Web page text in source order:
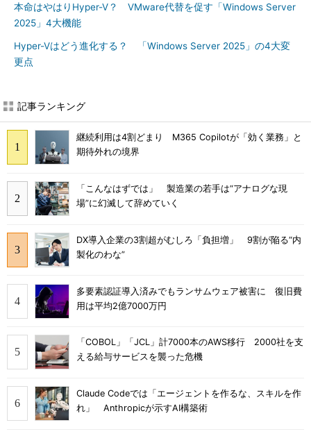
本命はやはりHyper-V？ VMware代替を促す「Windows Server
2025」4大機能
Hyper-Vはどう進化する？ 「Windows Server 2025」の4大変
更点
記事ランキング
継続利用は4割どまり M365 Copilotが「効く業務」と
期待外れの境界
「こんなはずでは」 製造業の若手は“アナログな現
場”に幻滅して辞めていく
DX導入企業の3割超がむしろ「負担増」 9割が陥る“内
製化のわな”
多要素認証導入済みでもランサムウェア被害に 復旧費
用は平均2億7000万円
「COBOL」「JCL」計7000本のAWS移行 2000社を支
える給与サービスを襲った危機
Claude Codeでは「エージェントを作るな、スキルを作
れ」 Anthropicが示すAI構築術